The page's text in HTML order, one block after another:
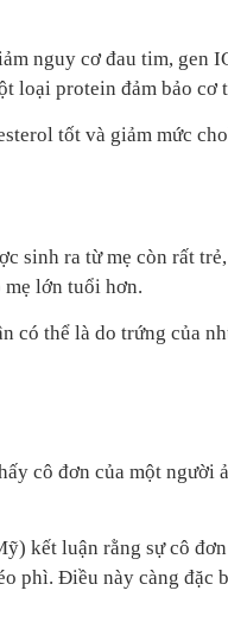
nguy cơ đau tim, gen
loại protein đảm bảo cơ
tốt và giảm mức
sinh ra từ mẹ còn rất
lớn tuổi hơn.
có thể là do trứng của
cô đơn của một người
kết luận rằng sự cô
phì. Điều này càng đặc